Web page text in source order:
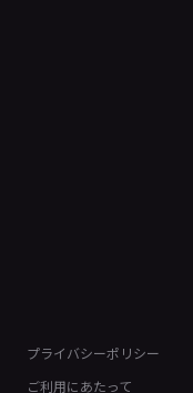
プライバシーポリシー
ご利用にあたって